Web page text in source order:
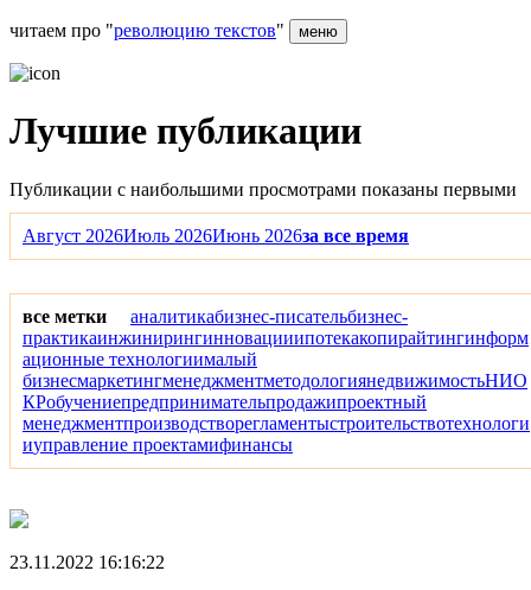
читаем про "революцию текстов" меню
Лучшие публикации
Публикации с наибольшими просмотрами показаны первыми
Август 2026Июль 2026Июнь 2026за все время
все метки аналитикабизнес-писательбизнес-
практикаинжинирингинновацииипотекакопирайтингинформ
ационные технологиималый
бизнесмаркетингменеджментметодологиянедвижимостьНИО
КРобучениепредпринимательпродажипроектный
менеджментпроизводстворегламентыстроительствотехнологи
иуправление проектамифинансы
23.11.2022 16:16:22